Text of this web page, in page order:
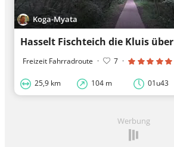
Koga-Myata
Freizeit Fahrradroute · 7 ·
25,9 km 104 m 01u43
Werbung